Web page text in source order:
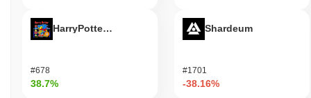
HarryPotterObamaSonic10Inu (ETH)
#678
38.7%
Shardeum
#1701
-38.16%